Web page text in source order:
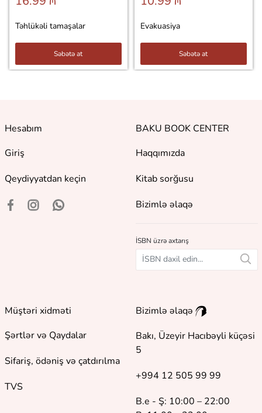
Təhlükəli tamaşalar
Səbətə at
Evakuasiya
Səbətə at
Hesabım
Giriş
Qeydiyyatdan keçin
BAKU BOOK CENTER
Haqqımızda
Kitab sorğusu
Bizimlə əlaqə
İSBN üzrə axtarış
Müştəri xidməti
Şərtlər və Qaydalar
Sifariş, ödəniş və çatdırılma
TVS
Bizimlə əlaqə
Bakı, Üzeyir Hacıbəyli küçəsi
5
+994 12 505 99 99
B.e - Ş: 10:00 – 22:00